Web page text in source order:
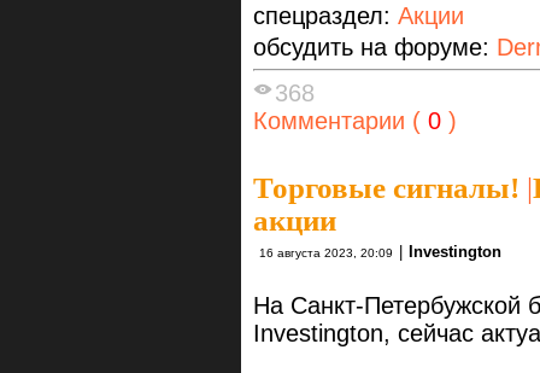
спецраздел: Акции
обсудить на форуме:
368
Комментарии ( 0 )
Торговые сигналы! |
акции
16 августа 2023, 20:09 Investington
На Санкт-Петербужской
Investington, сейчас